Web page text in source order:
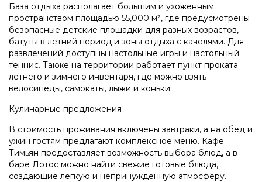
База отдыха располагает большим и ухоженным
пространством площадью 55,000 м², где предусмотрены
безопасные детские площадки для разных возрастов,
батуты в летний период и зоны отдыха с качелями. Для
развлечений доступны настольные игры и настольный
теннис. Также на территории работает пункт проката
летнего и зимнего инвентаря, где можно взять
велосипеды, самокаты, лыжи и коньки.
Кулинарные предложения
В стоимость проживания включены завтраки, а на обед и
ужин гостям предлагают комплексное меню. Кафе
Тимьян предоставляет возможность выбора блюд, а в
баре Лотос можно найти свежие готовые блюда,
создающие легкую и непринужденную атмосферу.